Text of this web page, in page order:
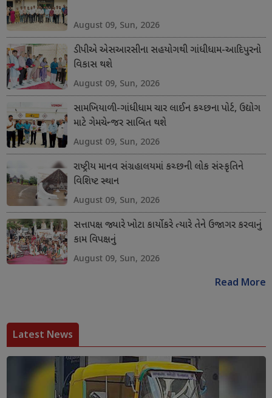
August 09, Sun, 2026
ડીપીએ એસઆરસીના સહયોગથી ગાંધીધામ-આદિપુરનો
વિકાસ થશે
August 09, Sun, 2026
સામખિયાળી-ગાંધીધામ ચાર લાઈન કચ્છના પોર્ટ, ઉદ્યોગ
માટે ગેમચેન્જર સાબિત થશે
August 09, Sun, 2026
રાષ્ટ્રીય માનવ સંગ્રહાલયમાં કચ્છની લોક સંસ્કૃતિને
વિશિષ્ટ સ્થાન
August 09, Sun, 2026
સત્તાપક્ષ જ્યારે ખોટા કાર્યો કરે ત્યારે તેને ઉજાગર કરવાનું
કામ વિપક્ષનું
August 09, Sun, 2026
Read More
Latest News